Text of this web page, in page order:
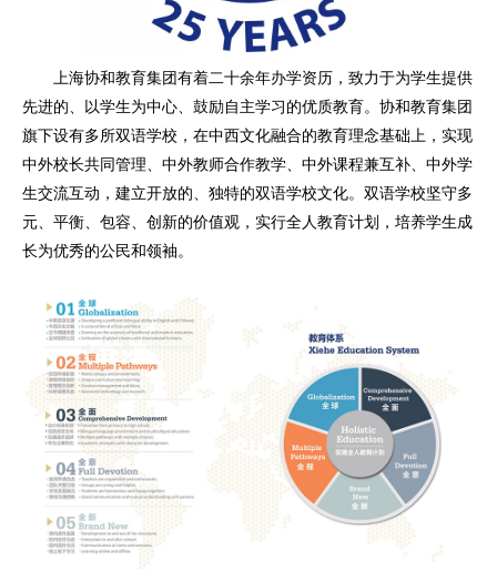
上海协和教育集团有着二十余年办学资历，致力于为学生提供
先进的、以学生为中心、鼓励自主学习的优质教育。协和教育集团
旗下设有多所双语学校，在中西文化融合的教育理念基础上，实现
中外校长共同管理、中外教师合作教学、中外课程兼互补、中外学
生交流互动，建立开放的、独特的双语学校文化。双语学校坚守多
元、平衡、包容、创新的价值观，实行全人教育计划，培养学生成
长为优秀的公民和领袖。